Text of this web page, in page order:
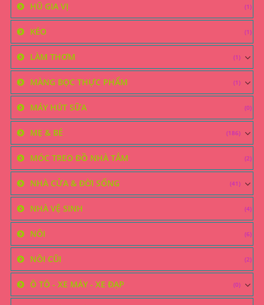
HŨ GIA VỊ (1)
KÉO (1)
LÀM THƠM (1)
MÀNG BỌC THỰC PHẨM (1)
MÁY HÚT SỮA (0)
MẸ & BÉ (186)
MÓC TREO ĐỒ NHÀ TẮM (2)
NHÀ CỬA & ĐỜI SỐNG (41)
NHÀ VỆ SINH (4)
NÔI (6)
NÔI CŨI (2)
Ô TÔ - XE MÁY - XE ĐẠP (0)